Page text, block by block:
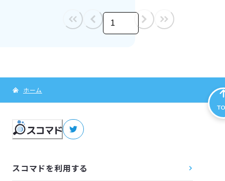
ホーム
スコマドを利用する